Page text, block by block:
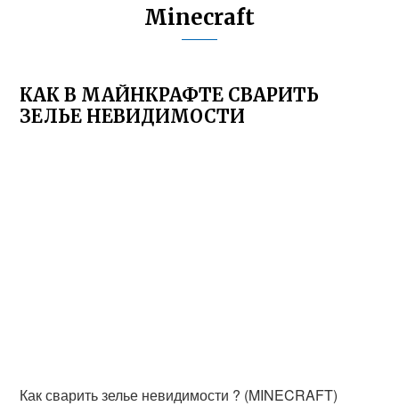
Minecraft
КАК В МАЙНКРАФТЕ СВАРИТЬ
ЗЕЛЬЕ НЕВИДИМОСТИ
Как сварить зелье невидимости ? (MINECRAFT)